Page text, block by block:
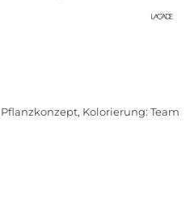
Kolorierung: Team